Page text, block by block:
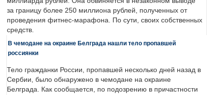
за границу более 250 миллиона рублей, полученных от
проведения фитнес-марафона. По сути, своих собственных
средств.
В чемодане на окраине Белграда нашли тело пропавшей
россиянки
Тело гражданки России, пропавшей несколько дней назад в
Сербии, было обнаружено в чемодане на окраине
Белграда. Как сообщается, по подозрению в причастности